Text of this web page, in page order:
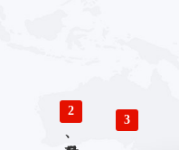
2
多品种、小批量精密仪器零部件加工
3